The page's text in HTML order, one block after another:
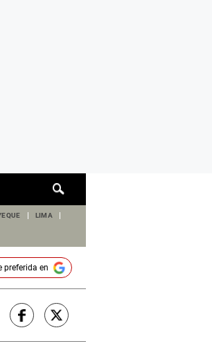
de
LIMA
en